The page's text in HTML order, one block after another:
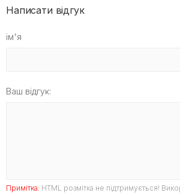
Написати відгук
ім'я
Ваш відгук:
Примітка: HTML розмітка не підтримується!